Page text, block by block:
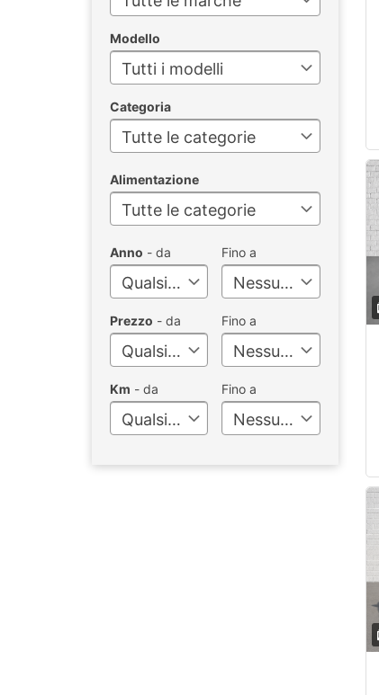
Modello
Tutti i modelli
Categoria
Tutte le categorie
Alimentazione
Tutte le categorie
Anno - da
Qualsiasi
Fino a
Nessun limite
Prezzo - da
Qualsiasi
Fino a
Nessun limite
Km - da
Qualsiasi
Fino a
Nessun limite